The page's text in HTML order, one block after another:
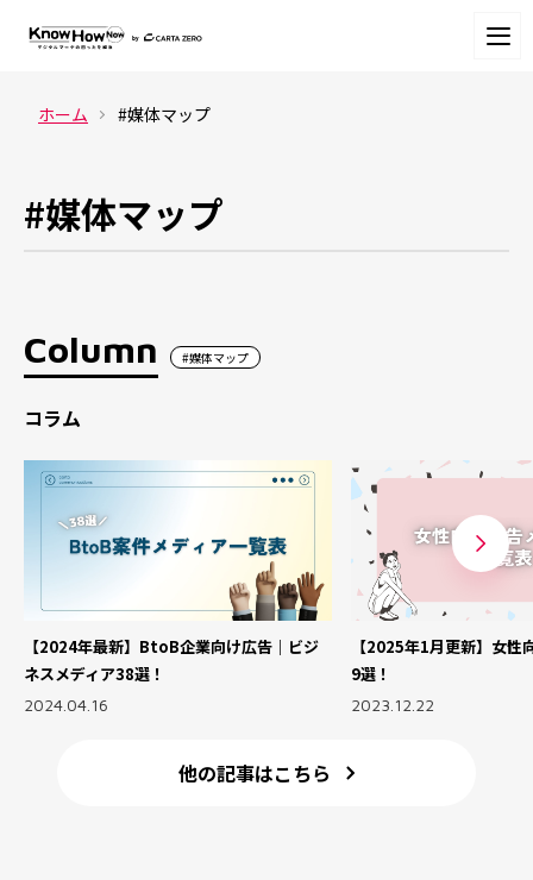
ホーム #媒体マップ
#媒体マップ
Column #媒体マップ
コラム
【2024年最新】BtoB企業向け広告｜ビジ
ネスメディア38選！
2024.04.16
【2025年1月更新】女性
9選！
2023.12.22
他の記事はこちら